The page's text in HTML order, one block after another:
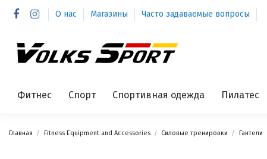
О нас Магазины Часто задаваемые вопросы
Фитнес Спорт Спортивная одежда Пилатес
Главная Fitness Equipment and Accessories Силовые тренировки Гантели